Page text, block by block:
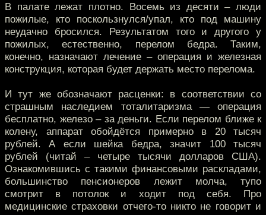
В палате лежат плотно. Восемь из десяти – люди
пожилые, кто поскользнулся/упал, кто под машину
неудачно бросился. Результатом того и другого у
пожилых, естественно, перелом бедра. Таким,
конечно, назначают лечение – операция и железная
конструкция, которая будет держать место перелома.
И тут же обозначают расценки: в соответствии со
страшным наследием тоталитаризма — операция
бесплатно, железо – за деньги. Если перелом ближе к
колену, аппарат обойдётся примерно в 20 тысяч
рублей. А если шейка бедра, значит 100 тысяч
рублей (читай – четыре тысячи долларов США).
Ознакомившись с такими финансовыми раскладами,
большинство пенсионеров лежит молча, тупо
смотрит в потолок и ходит под себя. Про
медицинские страховки отчего-то никто не говорит и